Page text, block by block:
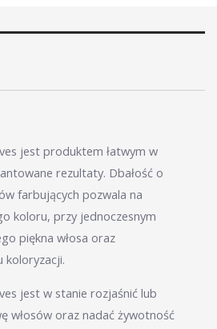
jest produktem łatwym w
rezultaty. Dbałość o
farbujących pozwala na
koloru, przy jednoczesnym
piękna włosa oraz
koloryzacji.
jest w stanie rozjaśnić lub
włosów oraz nadać żywotność